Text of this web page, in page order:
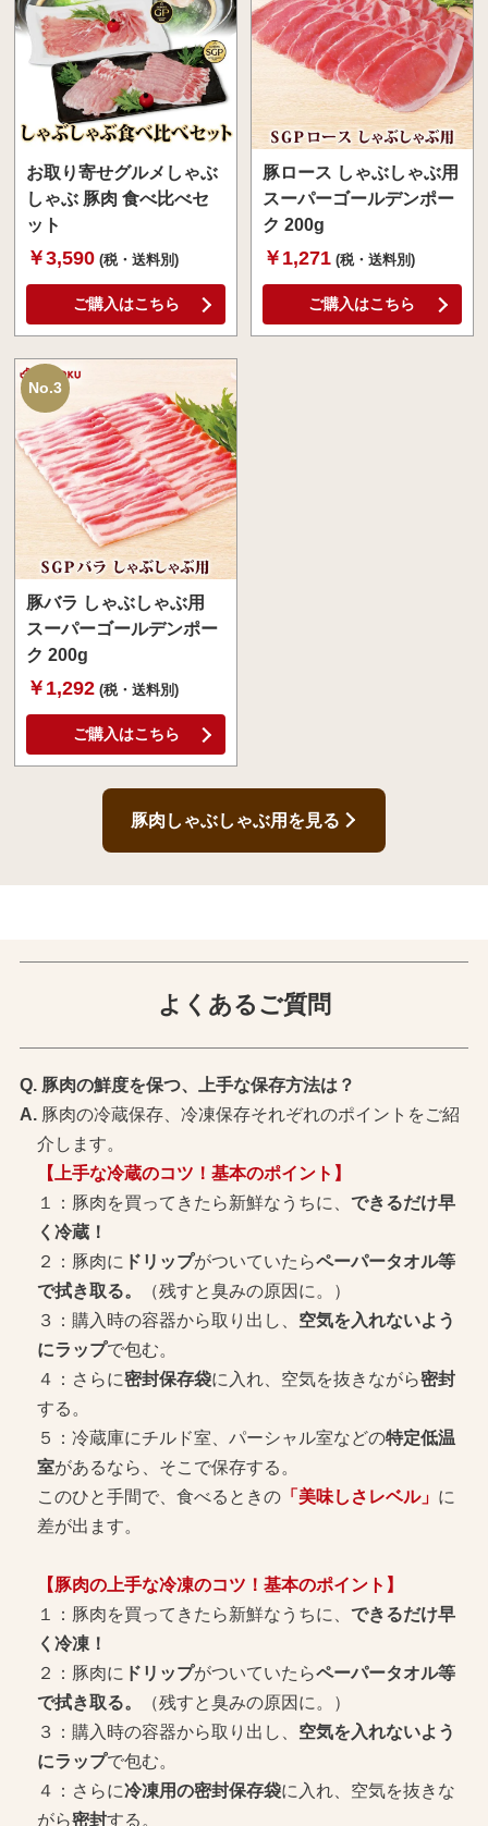
お取り寄せグルメしゃぶ
しゃぶ 豚肉 食べ比べセ
ット
￥3,590 (税・送料別)
ご購入はこちら
豚ロース しゃぶしゃぶ用
スーパーゴールデンポー
ク 200g
￥1,271 (税・送料別)
ご購入はこちら
No.3
豚バラ しゃぶしゃぶ用
スーパーゴールデンポー
ク 200g
￥1,292 (税・送料別)
ご購入はこちら
豚肉しゃぶしゃぶ用を見る
よくあるご質問
豚肉の鮮度を保つ、上手な保存方法は？
豚肉の冷蔵保存、冷凍保存それぞれのポイントをご紹
介します。
【上手な冷蔵のコツ！基本のポイント】
１：豚肉を買ってきたら新鮮なうちに、 できるだけ早
く冷蔵！
２：豚肉に ドリップがついていたらペーパータオル等
で拭き取る。
（残すと臭みの原因に。）
３：購入時の容器から取り出し、 空気を入れないよう
にラップで包む。
４：さらに密封保存袋に入れ、空気を抜きながら密封
する。
５：冷蔵庫にチルド室、パーシャル室などの特定低温
室があるなら、そこで保存する。
このひと手間で、食べるときの「美味しさレベル」 に
差が出ます。
【豚肉の上手な冷凍のコツ！基本のポイント】
１：豚肉を買ってきたら新鮮なうちに、 できるだけ早
く冷凍！
２：豚肉に ドリップがついていたらペーパータオル等
で拭き取る。
（残すと臭みの原因に。）
３：購入時の容器から取り出し、 空気を入れないよう
にラップで包む。
４：さらに冷凍用の密封保存袋に入れ、空気を抜きな
がら密封する。